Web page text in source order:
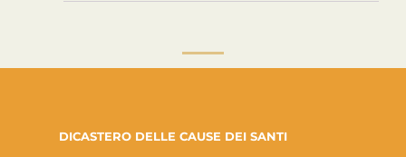
DICASTERO DELLE CAUSE DEI SANTI